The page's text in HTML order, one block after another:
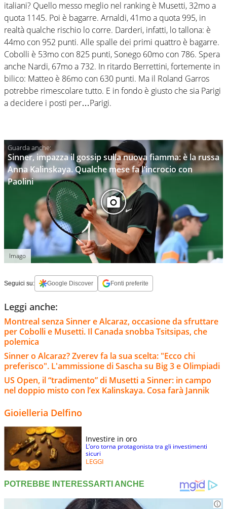
italiani? Quello messo meglio nel ranking è Musetti, 32mo a
quota 1145. Poi è bagarre. Arnaldi, 41mo a quota 995, in
realtà qualche rischio lo corre. Darderi, infatti, lo tallona: è
44mo con 952 punti. Alle spalle dei primi quattro è bagarre.
Cobolli è 53mo con 825 punti, Sonego 60mo con 786. Spera
anche Nardi, 67mo a 732. In ritardo Berrettini, fortemente in
bilico: Matteo è 86mo con 630 punti. Ma il Roland Garros
potrebbe rimescolare tutto. E in fondo è giusto che sia Parigi
a decidere i posti per…Parigi.
Sinner, impazza il gossip sulla nuova fiamma: è la russa
Anna Kalinskaya. Qualche mese fa l'incrocio con
Paolini
Imago
Seguici su: Google Discover Fonti preferite
Leggi anche:
Montreal senza Sinner e Alcaraz, occasione da sfruttare
per Cobolli e Musetti. Il Canada snobba Tsitsipas, che
polemica
Sinner o Alcaraz? Zverev fa la sua scelta: "Ecco chi
preferisco". L'ammissione di Sascha su Big 3 e Olimpiadi
US Open, il “tradimento” di Musetti a Sinner: in campo
nel doppio misto con l’ex Kalinskaya. Cosa farà Jannik
Gioielleria Delfino
Investire in oro
L’oro torna protagonista tra gli investimenti
sicuri
LEGGI